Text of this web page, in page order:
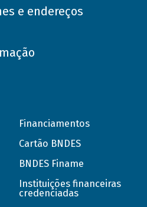
e endereços
Financiamentos
Cartão BNDES
BNDES Finame
Instituições financeiras
credenciadas